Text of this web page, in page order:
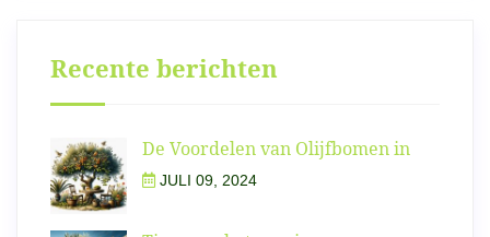
Recente berichten
De Voordelen van Olijfbomen in
JULI 09, 2024